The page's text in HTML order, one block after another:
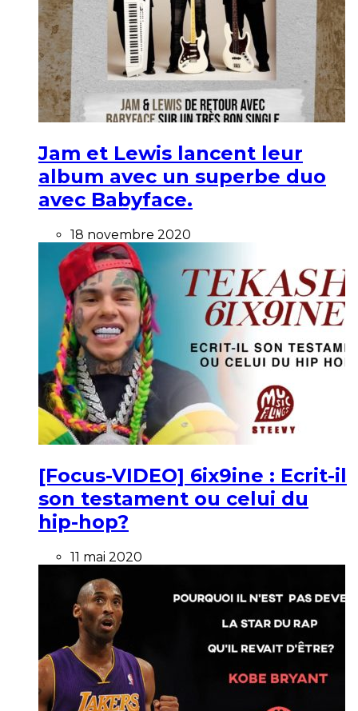
Jam et Lewis lancent leur
album avec un superbe duo
avec Babyface.
18 novembre 2020
[Focus-VIDEO] 6ix9ine : Ecrit-il
son testament ou celui du
hip-hop?
11 mai 2020